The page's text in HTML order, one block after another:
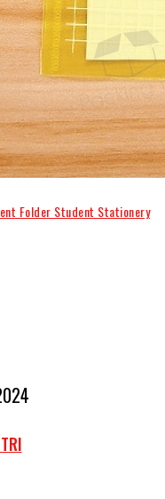
Folder Student Stationery